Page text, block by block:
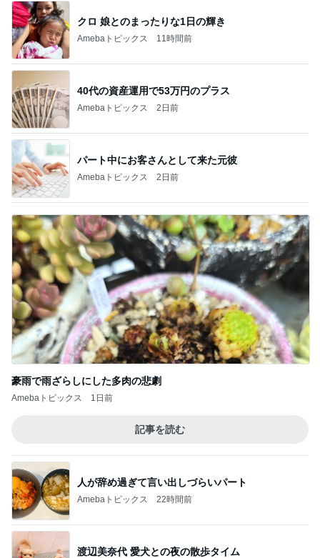
クロ 娘とのまったりな1日の輝き
Amebaトピックス 11時間前
40代の資産運用で53万円のプラス
Amebaトピックス 2日前
パート中にお客さんとして来た元彼
Amebaトピックス 2日前
豪雨で雨ざらしにした多肉の悲劇
Amebaトピックス 1日前
記事を読む
人が辞め過ぎて言い出しづらいパート
Amebaトピックス 22時間前
渡辺美奈代 愛犬との夜の散歩タイム